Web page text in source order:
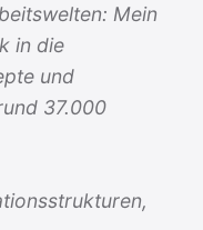
Mein
in die
und
37.000